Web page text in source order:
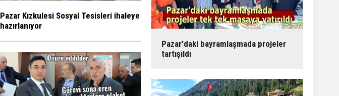
Pazar Kızkulesi Sosyal Tesisleri ihaleye
hazırlanıyor
Pazar'daki bayramlaşmada projeler
tartışıldı